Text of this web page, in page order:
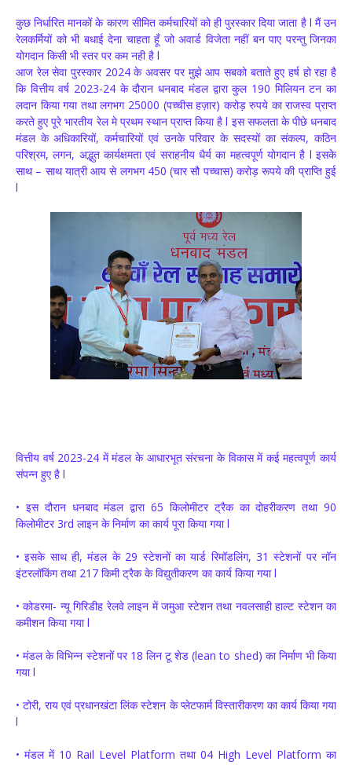
कुछ निर्धारित मानकों के कारण सीमित कर्मचारियों को ही पुरस्कार दिया जाता है l मैं उन
रेलकर्मियों को भी बधाई देना चाहता हूँ जो अवार्ड विजेता नहीं बन पाए परन्तु जिनका
योगदान किसी भी स्तर पर कम नही है l
आज रेल सेवा पुरस्कार 2024 के अवसर पर मुझे आप सबको बताते हुए हर्ष हो रहा है
कि वित्तीय वर्ष 2023-24 के दौरान धनबाद मंडल द्वारा कुल 190 मिलियन टन का
लदान किया गया तथा लगभग 25000 (पच्चीस हज़ार) करोड़ रुपये का राजस्व प्राप्त
करते हुए पूरे भारतीय रेल मे प्रथम स्थान प्राप्त किया है l इस सफलता के पीछे धनबाद
मंडल के अधिकारियों, कर्मचारियों एवं उनके परिवार के सदस्यों का संकल्प, कठिन
परिश्रम, लगन, अद्भुत कार्यक्षमता एवं सराहनीय धैर्य का महत्वपूर्ण योगदान है l इसके
साथ – साथ यात्री आय से लगभग 450 (चार सौ पच्चास) करोड़ रूपये की प्राप्ति हुई
l
वित्तीय वर्ष 2023-24 में मंडल के आधारभूत संरचना के विकास में कई महत्वपूर्ण कार्य
संपन्न हुए है l
• इस दौरान धनबाद मंडल द्वारा 65 किलोमीटर ट्रैक का दोहरीकरण तथा 90
किलोमीटर 3rd लाइन के निर्माण का कार्य पूरा किया गया l
• इसके साथ ही, मंडल के 29 स्टेशनों का यार्ड रिमॉडलिंग, 31 स्टेशनों पर नॉन
इंटरलॉकिंग तथा 217 किमी ट्रैक के विद्युतीकरण का कार्य किया गया l
• कोडरमा- न्यू गिरिडीह रेलवे लाइन में जमुआ स्टेशन तथा नवलसाही हाल्ट स्टेशन का
कमीशन किया गया l
• मंडल के विभिन्न स्टेशनों पर 18 लिन टू शेड (lean to shed) का निर्माण भी किया
गया l
• टोरी, राय एवं प्रधानखंटा लिंक स्टेशन के प्लेटफार्म विस्तारीकरण का कार्य किया गया
l
• मंडल में 10 Rail Level Platform तथा 04 High Level Platform का